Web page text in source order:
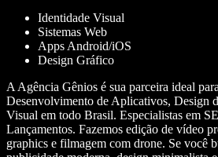
Identidade Visual
Sistemas Web
Apps Android/iOS
Design Gráfico
A Agência Gênios é sua parceira ideal
Desenvolvimento de Aplicativos, Design
Visual em todo Brasil. Especialistas em
Lançamentos. Fazemos edição de vídeo
graphics e filmagem com drone. Se você